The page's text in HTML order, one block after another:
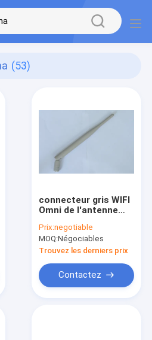
(53)
connecteur gris WIFI
Omni de l'antenne
5dB pour le routeur
sans fil
Prix:negotiable
MOQ:Négociables
Trouvez les derniers prix
Contactez